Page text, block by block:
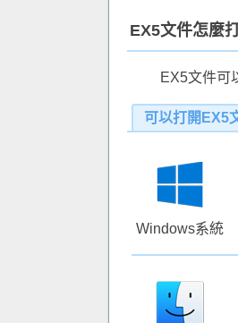
EX5文件怎麼
EX5文件可
可以打開EX5
Windows系統